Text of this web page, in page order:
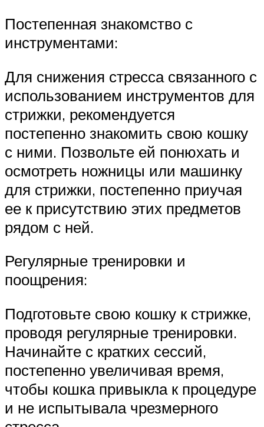
Постепенная знакомство с
инструментами:
Для снижения стресса связанного с
использованием инструментов для
стрижки, рекомендуется
постепенно знакомить свою кошку
с ними. Позвольте ей понюхать и
осмотреть ножницы или машинку
для стрижки, постепенно приучая
ее к присутствию этих предметов
рядом с ней.
Регулярные тренировки и
поощрения:
Подготовьте свою кошку к стрижке,
проводя регулярные тренировки.
Начинайте с кратких сессий,
постепенно увеличивая время,
чтобы кошка привыкла к процедуре
и не испытывала чрезмерного